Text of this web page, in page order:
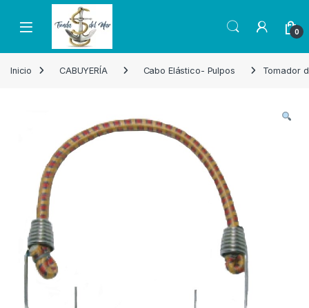
Skip to navigation
Skip to content
Open 0
Inicio CABUYERÍA Cabo Elástico- Pulpos Tomador